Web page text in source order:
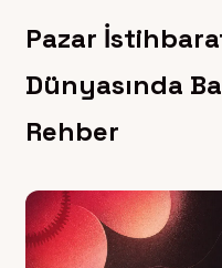
Pazar
Dünyasında
Rehber